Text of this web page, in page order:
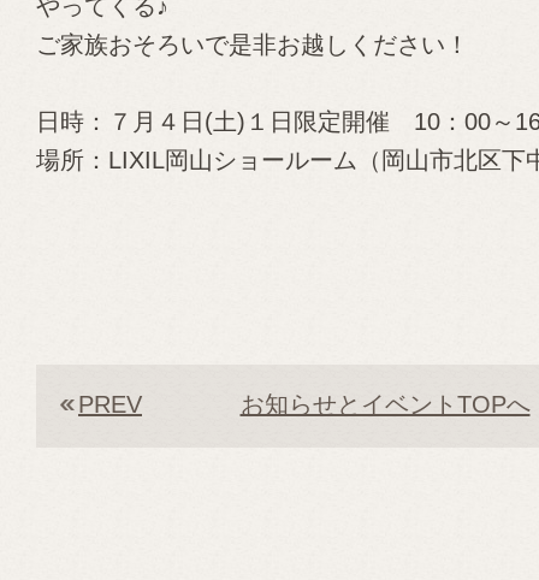
やってくる♪
ご家族おそろいで是非お越しください！
日時：７月４日(土)１日限定開催 10：00～
場所：LIXIL岡山ショールーム（岡山市北区下
PREV お知らせとイベントTOPへ